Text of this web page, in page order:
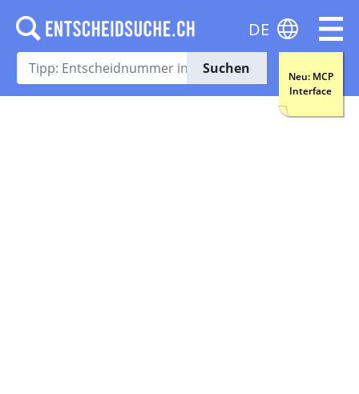
Suchen
Neu: MCP
Interface
DE